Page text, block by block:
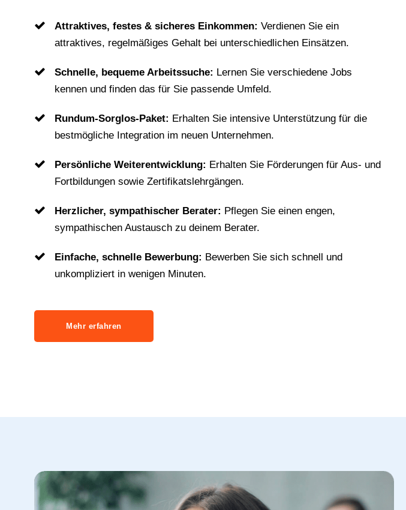
Attraktives, festes & sicheres Einkommen: Verdienen Sie ein
attraktives, regelmäßiges Gehalt bei unterschiedlichen Einsätzen.
Schnelle, bequeme Arbeitssuche: Lernen Sie verschiedene Jobs
kennen und finden das für Sie passende Umfeld.
Rundum-Sorglos-Paket: Erhalten Sie intensive Unterstützung für die
bestmögliche Integration im neuen Unternehmen.
Persönliche Weiterentwicklung: Erhalten Sie Förderungen für Aus- und
Fortbildungen sowie Zertifikatslehrgängen.
Herzlicher, sympathischer Berater: Pflegen Sie einen engen,
sympathischen Austausch zu deinem Berater.
Einfache, schnelle Bewerbung: Bewerben Sie sich schnell und
unkompliziert in wenigen Minuten.
Mehr erfahren